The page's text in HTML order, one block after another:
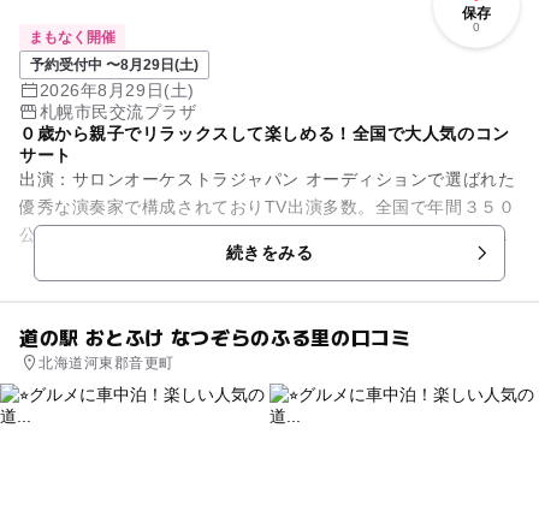
保存
0
まもなく開催
予約受付中 〜8月29日(土)
2026年8月29日(土)
札幌市民交流プラザ
０歳から親子でリラックスして楽しめる！全国で大人気のコン
サート
出演：サロンオーケストラジャパン オーディションで選ばれた
優秀な演奏家で構成されておりTV出演多数。全国で年間３５０
公演開催の人気団体です。目の前で繰り広げられるサロンオー
続きをみる
道の駅 おとふけ なつぞらのふる里の口コミ
北海道河東郡音更町